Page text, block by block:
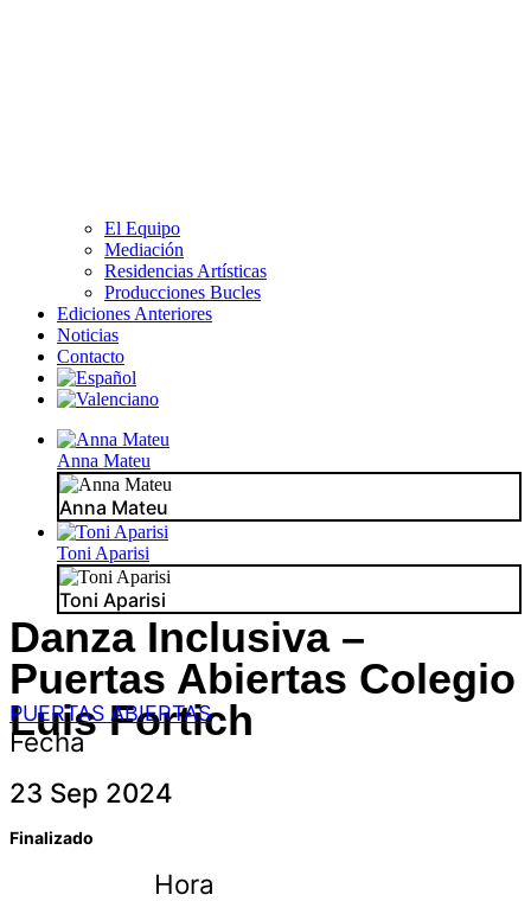
El Equipo
Mediación
Residencias Artísticas
Producciones Bucles
Ediciones Anteriores
Noticias
Contacto
Anna Mateu
Anna Mateu
Toni Aparisi
Toni Aparisi
Danza Inclusiva –
Puertas Abiertas Colegio
Luis Fortich
PUERTAS ABIERTAS
Fecha
23 Sep 2024
Finalizado
Hora